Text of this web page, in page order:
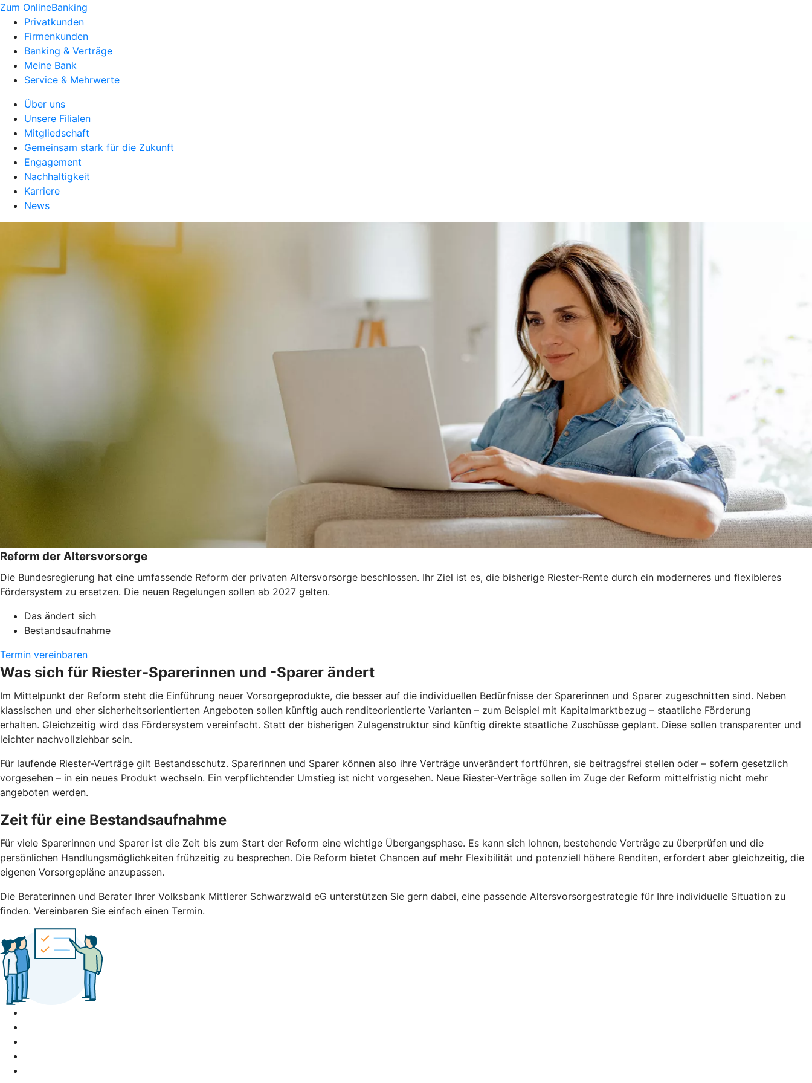
Zum OnlineBanking
Privatkunden
Firmenkunden
Banking & Verträge
Meine Bank
Service & Mehrwerte
Über uns
Unsere Filialen
Mitgliedschaft
Gemeinsam stark für die Zukunft
Engagement
Nachhaltigkeit
Karriere
News
Reform der Altersvorsorge
Die Bundesregierung hat eine umfassende Reform der privaten Altersvorsorge beschlossen. Ihr Ziel ist es, die bisherige Riester-Rente durch ein moderneres und flexibleres
Fördersystem zu ersetzen. Die neuen Regelungen sollen ab 2027 gelten.
Das ändert sich
Bestandsaufnahme
Termin vereinbaren
Was sich für Riester-Sparerinnen und -Sparer ändert
Im Mittelpunkt der Reform steht die Einführung neuer Vorsorgeprodukte, die besser auf die individuellen Bedürfnisse der Sparerinnen und Sparer zugeschnitten sind. Neben
klassischen und eher sicherheitsorientierten Angeboten sollen künftig auch renditeorientierte Varianten – zum Beispiel mit Kapitalmarktbezug – staatliche Förderung
erhalten. Gleichzeitig wird das Fördersystem vereinfacht. Statt der bisherigen Zulagenstruktur sind künftig direkte staatliche Zuschüsse geplant. Diese sollen transparenter und
leichter nachvollziehbar sein.
Für laufende Riester-Verträge gilt Bestandsschutz. Sparerinnen und Sparer können also ihre Verträge unverändert fortführen, sie beitragsfrei stellen oder – sofern gesetzlich
vorgesehen – in ein neues Produkt wechseln. Ein verpflichtender Umstieg ist nicht vorgesehen. Neue Riester-Verträge sollen im Zuge der Reform mittelfristig nicht mehr
angeboten werden.
Zeit für eine Bestandsaufnahme
Für viele Sparerinnen und Sparer ist die Zeit bis zum Start der Reform eine wichtige Übergangsphase. Es kann sich lohnen, bestehende Verträge zu überprüfen und die
persönlichen Handlungsmöglichkeiten frühzeitig zu besprechen. Die Reform bietet Chancen auf mehr Flexibilität und potenziell höhere Renditen, erfordert aber gleichzeitig, die
eigenen Vorsorgepläne anzupassen.
Die Beraterinnen und Berater Ihrer Volksbank Mittlerer Schwarzwald eG unterstützen Sie gern dabei, eine passende Altersvorsorgestrategie für Ihre individuelle Situation zu
finden. Vereinbaren Sie einfach einen Termin.